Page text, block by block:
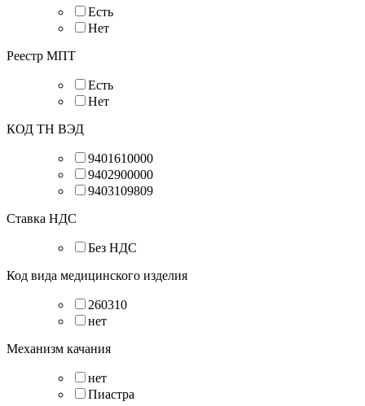
Есть
Нет
Реестр МПТ
Есть
Нет
КОД ТН ВЭД
9401610000
9402900000
9403109809
Ставка НДС
Без НДС
Код вида медицинского изделия
260310
нет
Механизм качания
нет
Пиастра